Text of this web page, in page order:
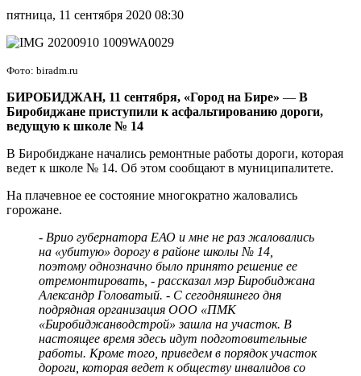
№
14
начались
дорожные
пятница, 11 сентября 2020 08:30
Фото: biradm.ru
БИРОБИДЖАН, 11 сентября, «Город на Бире» — В
Биробиджане приступили к асфальтированию дороги,
ведущую к школе № 14
В Биробиджане начались ремонтные работы дороги, которая
ведет к школе № 14. Об этом сообщают в муниципалитете.
На плачевное ее состояние многократно жаловались
горожане.
- Врио губернатора ЕАО и мне не раз жаловались
на «убитую» дорогу в районе школы № 14,
поэтому однозначно было принято решение ее
отремонтировать, - рассказал мэр Биробиджана
Александр Головатый. - С сегодняшнего дня
подрядная организация ООО «ПМК
«Биробиджанводстрой» зашла на участок. В
настоящее время здесь идут подготовительные
работы. Кроме того, приведем в порядок участок
дороги, которая ведет к обществу инвалидов со